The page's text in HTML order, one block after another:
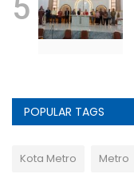
5
POPULAR TAGS
Kota Metro Metro